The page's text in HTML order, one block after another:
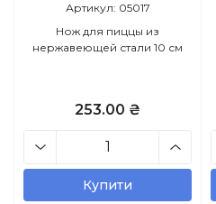
Артикул: 05017
Нож для пиццы из
нержавеющей стали 10 см
253.00 ₴
Купити